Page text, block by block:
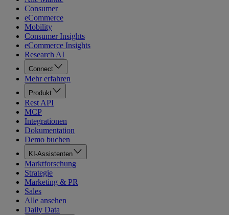
Consumer
eCommerce
Mobility
Consumer Insights
eCommerce Insights
Research AI
Connect
Mehr erfahren
Produkt
Rest API
MCP
Integrationen
Dokumentation
Demo buchen
KI-Assistenten
Marktforschung
Strategie
Marketing & PR
Sales
Alle ansehen
Daily Data